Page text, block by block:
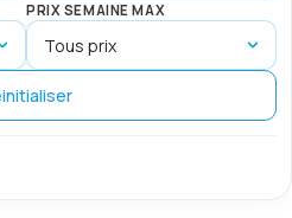
PRIX SEMAINE MAX